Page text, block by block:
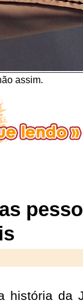
assim.
história da